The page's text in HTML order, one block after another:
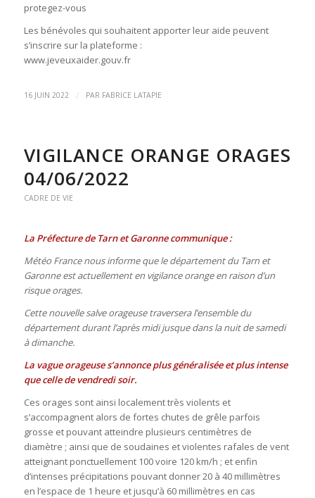
protegez-vous
Les bénévoles qui souhaitent apporter leur aide peuvent
s’inscrire sur la plateforme :
www.jeveuxaider.gouv.fr
16 JUIN 2022 / PAR FABRICE LATAPIE
VIGILANCE ORANGE ORAGES
04/06/2022
CADRE DE VIE
La Préfecture de Tarn et Garonne communique :
Météo France nous informe que le département du Tarn et
Garonne est actuellement en vigilance orange en raison d’un
risque orages.
Cette nouvelle salve orageuse traversera l’ensemble du
département durant l’après midi jusque dans la nuit de samedi
à dimanche.
La vague orageuse s’annonce plus généralisée et plus intense
que celle de vendredi soir.
Ces orages sont ainsi localement très violents et
s’accompagnent alors de fortes chutes de grêle parfois
grosse et pouvant atteindre plusieurs centimètres de
diamètre ; ainsi que de soudaines et violentes rafales de vent
atteignant ponctuellement 100 voire 120 km/h ; et enfin
d’intenses précipitations pouvant donner 20 à 40 millimètres
en l’espace de 1 heure et jusqu’à 60 millimètres en cas